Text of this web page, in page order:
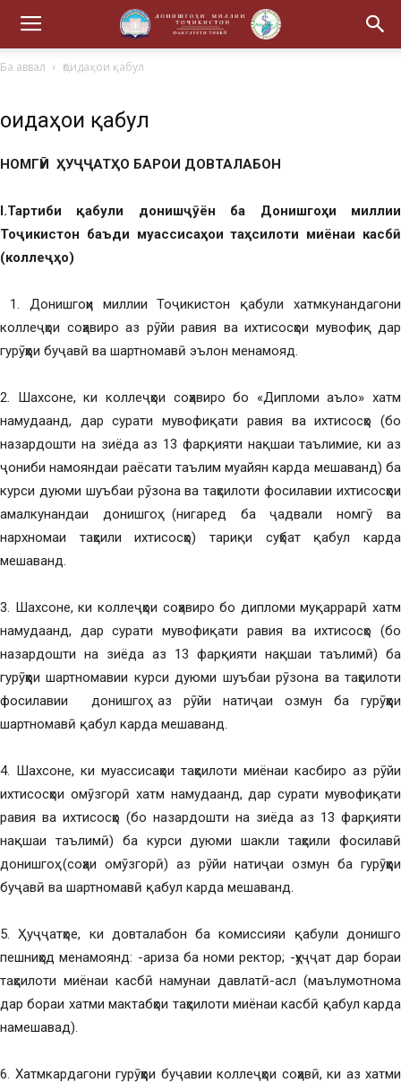
Ба аввал Қоидаҳои қабул
Қоидаҳои қабул
НОМГӮИ ҲУҶҶАТҲО БАРОИ ДОВТАЛАБОН
I.Тартиби қабули донишҷӯён ба Донишгоҳи миллии
Тоҷикистон баъди муассисаҳои таҳсилоти миёнаи касбӣ
(коллеҷҳо)
1. Донишгоҳи миллии Тоҷикистон қабули хатмкунандагони
коллеҷҳои соҳавиро аз рӯйи равия ва ихтисосҳои мувофиқ дар
гурӯҳҳои буҷавӣ ва шартномавӣ эълон менамояд.
2. Шахсоне, ки коллеҷҳои соҳавиро бо «Дипломи аъло» хатм
намудаанд, дар сурати мувофиқати равия ва ихтисосҳо (бо
назардошти на зиёда аз 13 фарқияти нақшаи таълимие, ки аз
ҷониби намояндаи раёсати таълим муайян карда мешаванд) ба
курси дуюми шуъбаи рӯзона ва таҳсилоти фосилавии ихтисосҳои
амалкунандаи донишгоҳ (нигаред ба ҷадвали номгӯ ва
нархномаи таҳсили ихтисосҳо) тариқи суҳбат қабул карда
мешаванд.
3. Шахсоне, ки коллеҷҳои соҳавиро бо дипломи муқаррарӣ хатм
намудаанд, дар сурати мувофиқати равия ва ихтисосҳо (бо
назардошти на зиёда аз 13 фарқияти нақшаи таълимӣ) ба
гурӯҳҳои шартномавии курси дуюми шуъбаи рӯзона ва таҳсилоти
фосилавии донишгоҳ аз рӯйи натиҷаи озмун ба гурӯҳҳои
шартномавӣ қабул карда мешаванд.
4. Шахсоне, ки муассисаҳои таҳсилоти миёнаи касбиро аз рӯйи
ихтисосҳои омӯзгорӣ хатм намудаанд, дар сурати мувофиқати
равия ва ихтисосҳо (бо назардошти на зиёда аз 13 фарқияти
нақшаи таълимӣ) ба курси дуюми шакли таҳсили фосилавӣ
донишгоҳ (соҳаи омӯзгорӣ) аз рӯйи натиҷаи озмун ба гурӯҳҳои
буҷавӣ ва шартномавӣ қабул карда мешаванд.
5. Ҳуҷҷатҳое, ки довталабон ба комиссияи қабули донишгоҳ
пешниҳод менамоянд: -ариза ба номи ректор; -ҳуҷҷат дар бораи
таҳсилоти миёнаи касбӣ намунаи давлатӣ-асл (маълумотнома
дар бораи хатми мактабҳои таҳсилоти миёнаи касбӣ қабул карда
намешавад).
6. Хатмкардагони гурӯҳҳои буҷавии коллеҷҳои соҳавӣ, ки аз хатми